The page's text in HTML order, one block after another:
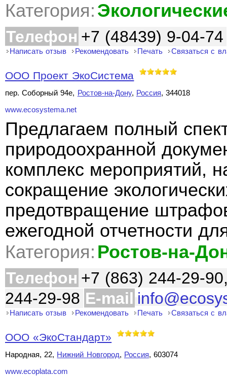
Категория:
Телефон +7 (48439) 9-04-74
Написать отзыв Рекомендовать Печать Связаться с
ООО Проект ЭкоСистема
пер. Соборный 94е, Ростов-на-Дону, Россия, 344018
www.ecosystema.net
Предлагаем полный
природоохранной
комплекс мероприятий,
сокращение
предотвращение
ежегодной отчетности
Категория: Ростов-на-
Телефон +7 (863) 244-29-
244-29-98 E-mail
Написать отзыв Рекомендовать Печать Связаться с
ООО «ЭкоСтандарт»
Народная, 22, Нижний Новгород, Россия, 603074
www.ecoplata.com